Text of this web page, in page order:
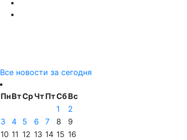
Все новости за сегодня
ПнВтСрЧтПтСбВс
1
2
3
4 5 6 7 8
9
10 11 12 13 14 15 16